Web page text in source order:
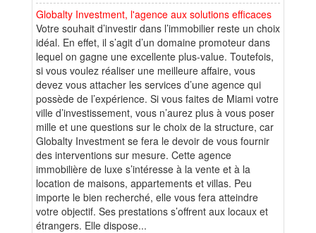
Globalty Investment, l'agence aux solutions efficaces
Votre souhait d’investir dans l’immobilier reste un choix
idéal. En effet, il s’agit d’un domaine promoteur dans
lequel on gagne une excellente plus-value. Toutefois,
si vous voulez réaliser une meilleure affaire, vous
devez vous attacher les services d’une agence qui
possède de l’expérience. Si vous faites de Miami votre
ville d’investissement, vous n’aurez plus à vous poser
mille et une questions sur le choix de la structure, car
Globalty Investment se fera le devoir de vous fournir
des interventions sur mesure. Cette agence
immobilière de luxe s’intéresse à la vente et à la
location de maisons, appartements et villas. Peu
importe le bien recherché, elle vous fera atteindre
votre objectif. Ses prestations s’offrent aux locaux et
étrangers. Elle dispose...